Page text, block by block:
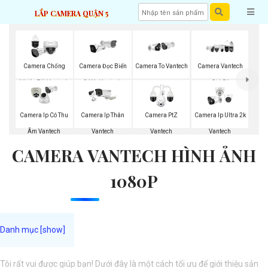
LẮP CAMERA QUẬN 5
Camera Chống
Nhiễu Tốt Vantech
Camera Đọc Biển
Số Xe Vantech
Camera To Vantech Camera Vantech
Giá Rẻ
Camera Ip Có Thu
Âm Vantech
Camera Ip Thân
Vantech
Camera PtZ
Vantech
Camera Ip Ultra 2k
Vantech
CAMERA VANTECH HÌNH ẢNH
1080P
Tôi rất vui được giúp bạn! Dưới đây là một cách tối ưu để giới thiệu sản